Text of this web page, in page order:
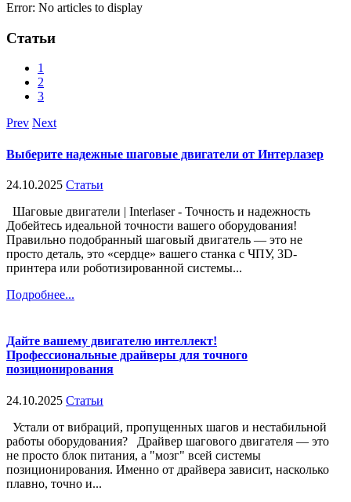
Error: No articles to display
Статьи
1
2
3
Prev Next
Выберите надежные шаговые двигатели от Интерлазер
24.10.2025 Статьи
Шаговые двигатели | Interlaser - Точность и надежность
Добейтесь идеальной точности вашего оборудования!
Правильно подобранный шаговый двигатель — это не
просто деталь, это «сердце» вашего станка с ЧПУ, 3D-
принтера или роботизированной системы...
Подробнее...
Дайте вашему двигателю интеллект!
Профессиональные драйверы для точного
позиционирования
24.10.2025 Статьи
Устали от вибраций, пропущенных шагов и нестабильной
работы оборудования? Драйвер шагового двигателя — это
не просто блок питания, а "мозг" всей системы
позиционирования. Именно от драйвера зависит, насколько
плавно, точно и...